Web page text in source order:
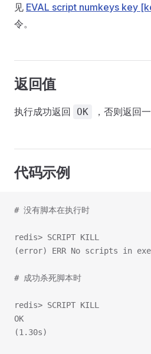
见 EVAL script numkeys key
令。
返回值
执行成功返回 OK ，否则返回
代码示例
# 没有脚本在执行时
redis> SCRIPT KILL
(error) ERR No scripts in
# 成功杀死脚本时
redis> SCRIPT KILL
OK
(1.30s)